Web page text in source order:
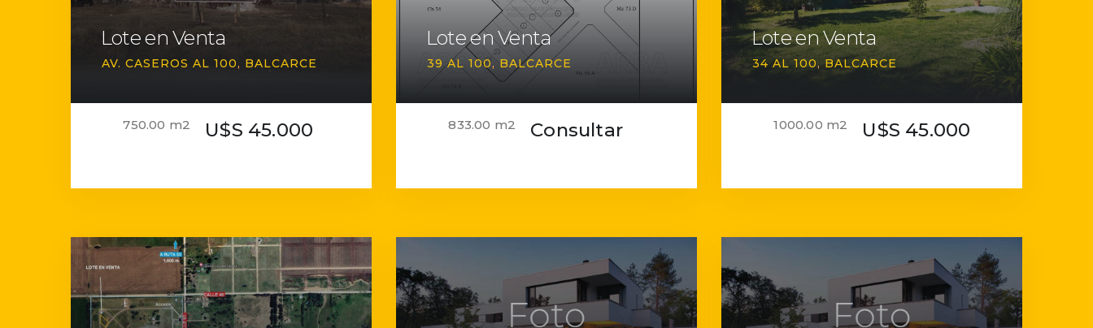
Lote en Venta
AV. CASEROS AL 100 BALCARCE
750.00 m2 U$S 45.000
Lote en Venta
39 AL 100 BALCARCE
833.00 m2 Consultar
Lote en Venta
34 AL 100 BALCARCE
1000.00 m2 U$S 45.000